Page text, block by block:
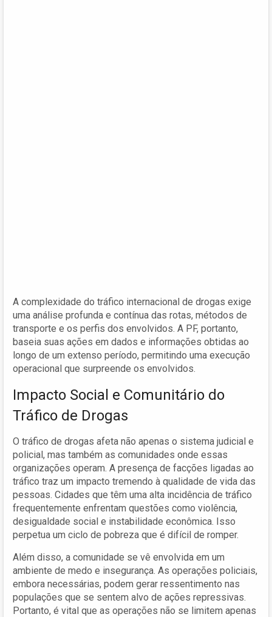
A complexidade do tráfico internacional de drogas exige
uma análise profunda e contínua das rotas, métodos de
transporte e os perfis dos envolvidos. A PF, portanto,
baseia suas ações em dados e informações obtidas ao
longo de um extenso período, permitindo uma execução
operacional que surpreende os envolvidos.
Impacto Social e Comunitário do
Tráfico de Drogas
O tráfico de drogas afeta não apenas o sistema judicial e
policial, mas também as comunidades onde essas
organizações operam. A presença de facções ligadas ao
tráfico traz um impacto tremendo à qualidade de vida das
pessoas. Cidades que têm uma alta incidência de tráfico
frequentemente enfrentam questões como violência,
desigualdade social e instabilidade econômica. Isso
perpetua um ciclo de pobreza que é difícil de romper.
Além disso, a comunidade se vê envolvida em um
ambiente de medo e insegurança. As operações policiais,
embora necessárias, podem gerar ressentimento nas
populações que se sentem alvo de ações repressivas.
Portanto, é vital que as operações não se limitem apenas